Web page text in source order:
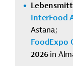
InterFood
Astana;
FoodExpo
2026in